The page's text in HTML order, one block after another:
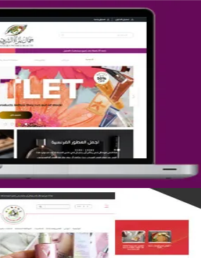
تصميم متجر جمال
التفاصيل